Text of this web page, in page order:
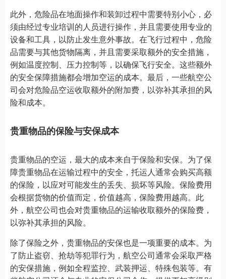
此外，危险品在地面操作和装卸过程中需要特别小心，必
须由经过专业培训的人员进行操作，并且需要使用专业的
设备和工具，以防止发生意外事故。在飞行过程中，危险
品需要与其他货物隔离，并且需要采取额外的安全措施，
例如温度控制、压力控制等，以确保飞行安全。这些额外
的安全保障措施都会增加空运的成本。最后，一些航空公
司会对危险品空运收取额外的附加费，以弥补其承担的风
险和成本。
贵重物品的保险与安保成本
贵重物品的空运，最大的成本来自于保险和安保。为了保
障贵重物品在运输过程中的安全，托运人通常会购买高额
的保险，以应对可能发生的丢失、损坏等风险。保险费用
会根据货物的价值而定，价值越高，保险费用越高。此
外，航空公司也会对贵重物品的运输收取额外的保险费，
以弥补其承担的风险。
除了保险之外，贵重物品的安保也是一项重要的成本。为
了防止盗窃、抢劫等犯罪行为，航空公司通常会采取严格
的安保措施，例如全程监控、武装押运、特殊包装等。有